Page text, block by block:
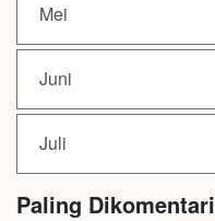
Mei
Juni
Juli
Paling Dikomentari